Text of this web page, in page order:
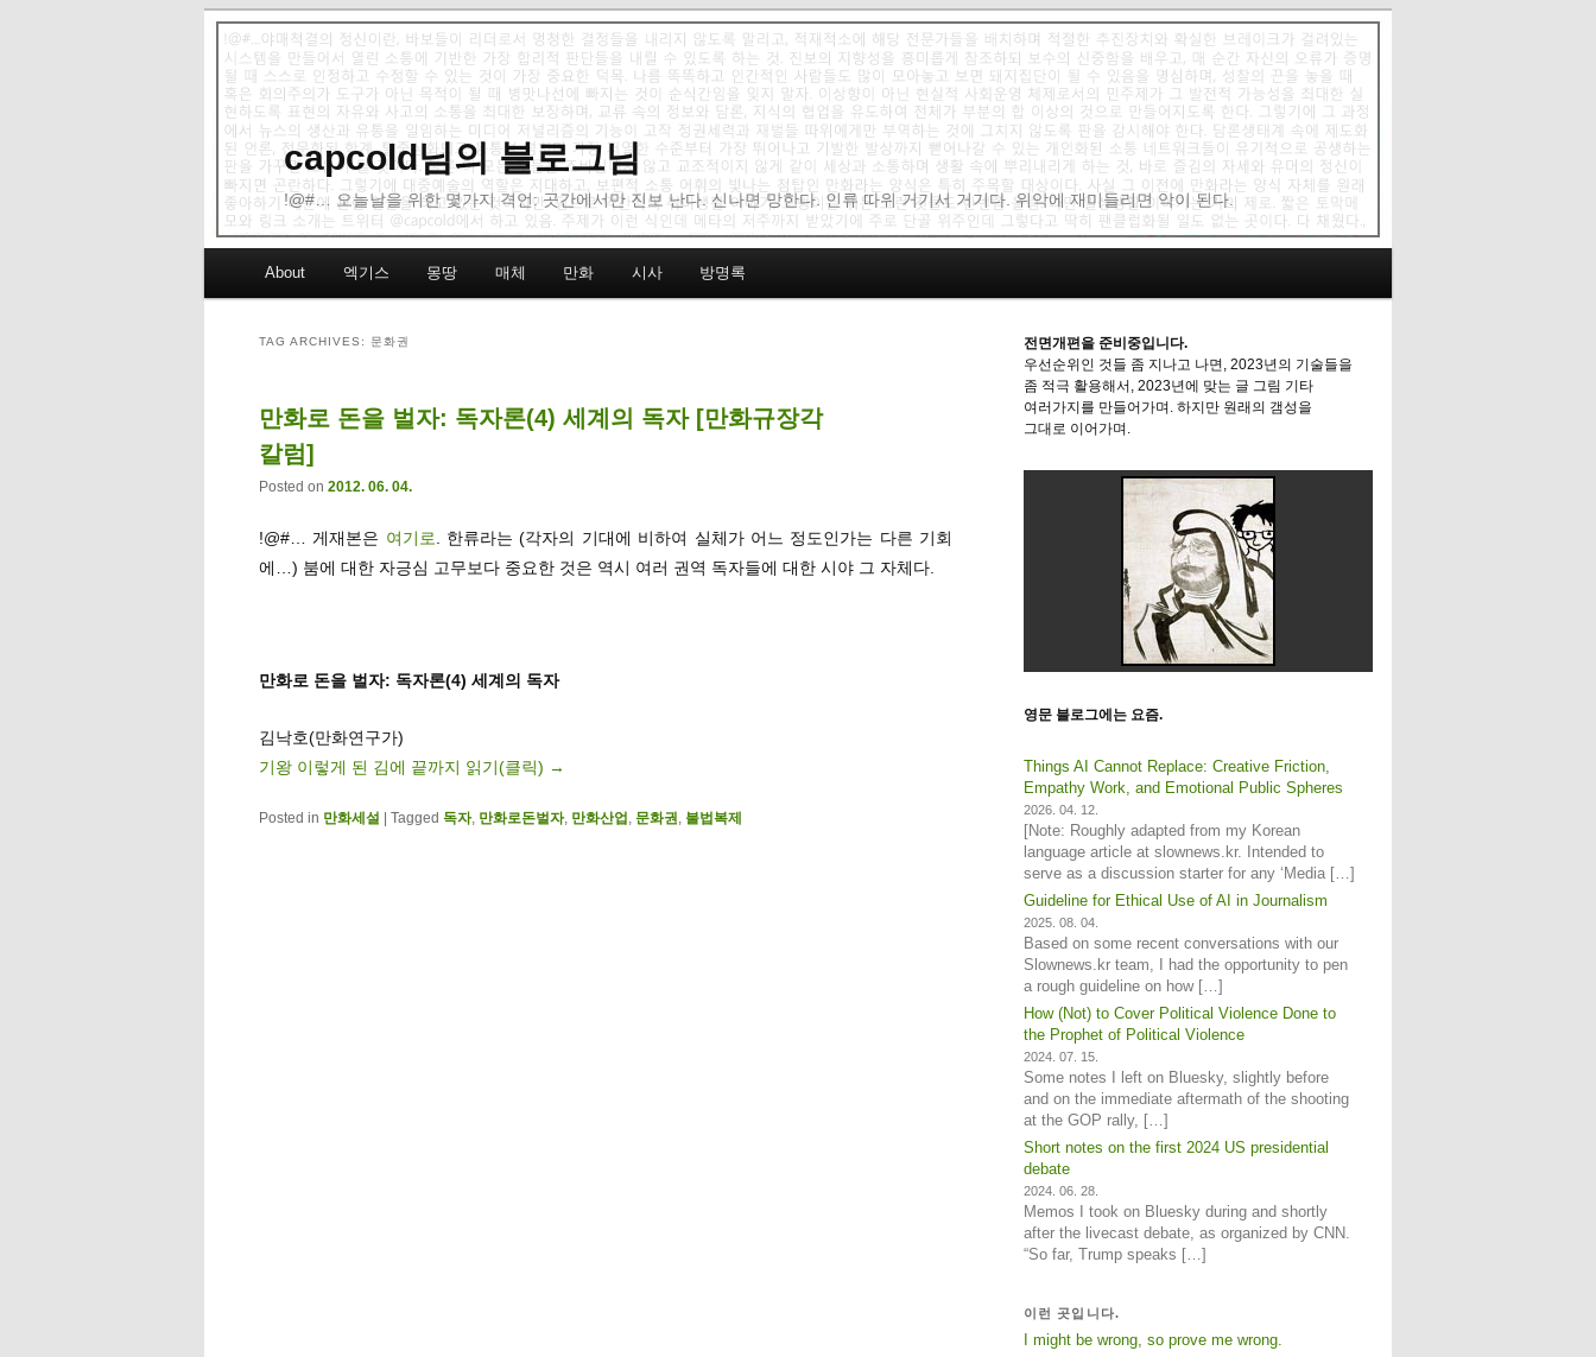
capcold님의 블로그님
!@#… 오늘날을 위한 몇가지 격언: 곳간에서만 진보 난다. 신나면 망한다. 인류 따위 거기서 거기다. 위악에 재미들리면 악이 된다.
Skip to primary content
Skip to secondary content
About 엑기스 몽땅 매체 만화 시사 방명록
TAG ARCHIVES: 문화권
만화로 돈을 벌자: 독자론(4) 세계의 독자 [만화규장각
칼럼]
Posted on 2012. 06. 04.
!@#… 게재본은 여기로
. 한류라는 (각자의 기대에 비하여 실체가 어느 정도인가는 다른 기회
에…) 붐에 대한 자긍심 고무보다 중요한 것은 역시 여러 권역 독자들에 대한 시야 그 자체다.
만화로 돈을 벌자: 독자론(4) 세계의 독자
김낙호(만화연구가)
기왕 이렇게 된 김에 끝까지 읽기(클릭) →
Posted in 만화세설 | Tagged 독자, 만화로돈벌자, 만화산업 문화권 불법복제
전면개편을 준비중입니다.
우선순위인 것들 좀 지나고 나면, 2023년의 기술들을
좀 적극 활용해서, 2023년에 맞는 글 그림 기타
여러가지를 만들어가며. 하지만 원래의 갬성을
그대로 이어가며.
영문 블로그에는 요즘.
Things AI Cannot Replace: Creative Friction,
Empathy Work, and Emotional Public Spheres
2026. 04. 12.
[Note: Roughly adapted from my Korean
language article at slownews.kr. Intended to
serve as a discussion starter for any ‘Media […]
Guideline for Ethical Use of AI in Journalism
2025. 08. 04.
Based on some recent conversations with our
Slownews.kr team, I had the opportunity to pen
a rough guideline on how […]
How (Not) to Cover Political Violence Done to
the Prophet of Political Violence
2024. 07. 15.
Some notes I left on Bluesky, slightly before
and on the immediate aftermath of the shooting
at the GOP rally, […]
Short notes on the first 2024 US presidential
debate
2024. 06. 28.
Memos I took on Bluesky during and shortly
after the livecast debate, as organized by CNN.
“So far, Trump speaks […]
이런 곳입니다.
I might be wrong, so prove me wrong.